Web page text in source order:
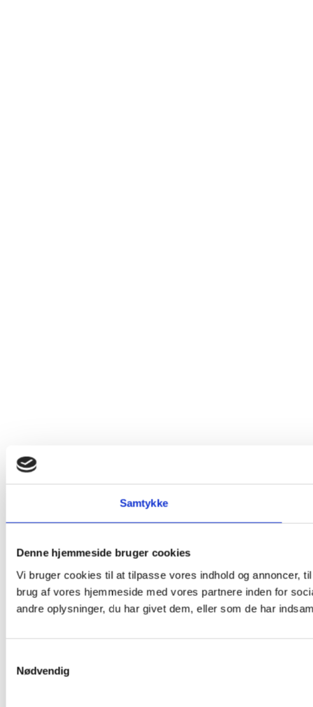
Samtykke
Denne hjemmeside bruger cookies
Vi bruger cookies til at tilpasse vores indhold og annoncer,
brug af vores hjemmeside med vores partnere inden for
andre oplysninger, du har givet dem, eller som de har
Nødvendig